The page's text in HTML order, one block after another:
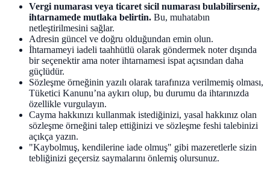
Vergi numarası veya ticaret sicil numarası bulabilirseniz,
ihtarnamede mutlaka belirtin. Bu, muhatabın
netleştirilmesini sağlar.
Adresin güncel ve doğru olduğundan emin olun.
İhtarnameyi iadeli taahhütlü olarak göndermek noter dışında
bir seçenektir ama noter ihtarnamesi ispat açısından daha
güçlüdür.
Sözleşme örneğinin yazılı olarak tarafınıza verilmemiş olması,
Tüketici Kanunu’na aykırı olup, bu durumu da ihtarınızda
özellikle vurgulayın.
Cayma hakkınızı kullanmak istediğinizi, yasal hakkınız olan
sözleşme örneğini talep ettiğinizi ve sözleşme feshi talebinizi
açıkça yazın.
"Kaybolmuş, kendilerine iade olmuş" gibi mazeretlerle sizin
tebliğinizi geçersiz saymalarını önlemiş olursunuz.